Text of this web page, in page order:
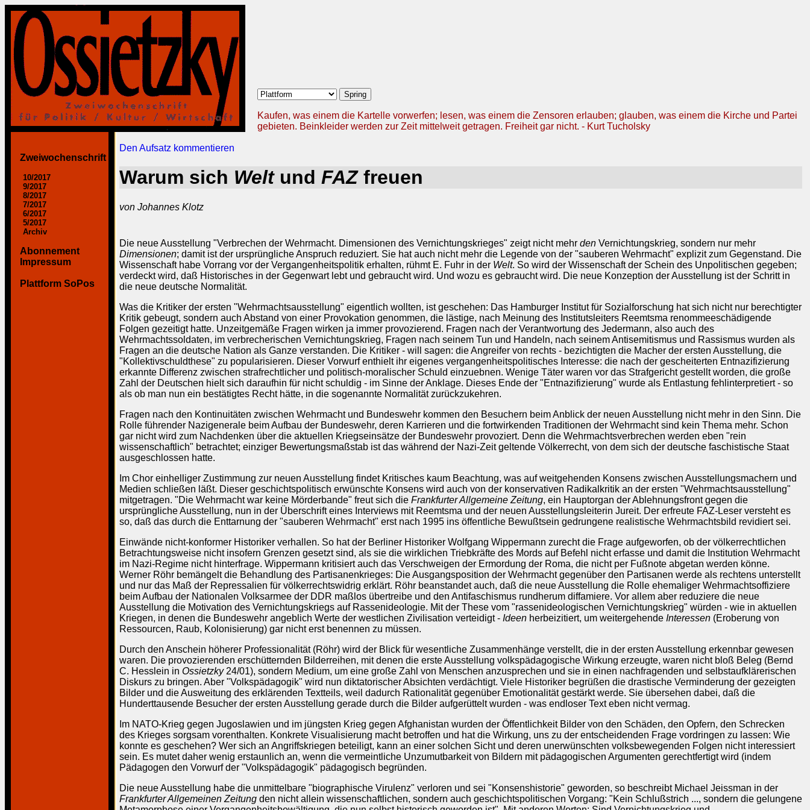
Kaufen, was einem die Kartelle vorwerfen; lesen, was einem die Zensoren erlauben; glauben, was einem die Kirche und Partei
gebieten. Beinkleider werden zur Zeit mittelweit getragen. Freiheit gar nicht. - Kurt Tucholsky
Zweiwochenschrift
10/2017
9/2017
8/2017
7/2017
6/2017
5/2017
Archiv
Abonnement
Impressum
Plattform SoPos
Den Aufsatz kommentieren
Warum sich Weltund FAZfreuen
von Johannes Klotz
Die neue Ausstellung "Verbrechen der Wehrmacht. Dimensionen des Vernichtungskrieges" zeigt nicht mehr den Vernichtungskrieg, sondern nur mehr
Dimensionen; damit ist der ursprüngliche Anspruch reduziert. Sie hat auch nicht mehr die Legende von der "sauberen Wehrmacht" explizit zum Gegenstand. Die
Wissenschaft habe Vorrang vor der Vergangenheitspolitik erhalten, rühmt E. Fuhr in der Welt. So wird der Wissenschaft der Schein des Unpolitischen gegeben;
verdeckt wird, daß Historisches in der Gegenwart lebt und gebraucht wird. Und wozu es gebraucht wird. Die neue Konzeption der Ausstellung ist der Schritt in
die neue deutsche Normalität.
Was die Kritiker der ersten "Wehrmachtsausstellung" eigentlich wollten, ist geschehen: Das Hamburger Institut für Sozialforschung hat sich nicht nur berechtigter
Kritik gebeugt, sondern auch Abstand von einer Provokation genommen, die lästige, nach Meinung des Institutsleiters Reemtsma renommeeschädigende
Folgen gezeitigt hatte. Unzeitgemäße Fragen wirken ja immer provozierend. Fragen nach der Verantwortung des Jedermann, also auch des
Wehrmachtssoldaten, im verbrecherischen Vernichtungskrieg, Fragen nach seinem Tun und Handeln, nach seinem Antisemitismus und Rassismus wurden als
Fragen an die deutsche Nation als Ganze verstanden. Die Kritiker - will sagen: die Angreifer von rechts - bezichtigten die Macher der ersten Ausstellung, die
"Kollektivschuldthese" zu popularisieren. Dieser Vorwurf enthielt ihr eigenes vergangenheitspolitisches Interesse: die nach der gescheiterten Entnazifizierung
erkannte Differenz zwischen strafrechtlicher und politisch-moralischer Schuld einzuebnen. Wenige Täter waren vor das Strafgericht gestellt worden, die große
Zahl der Deutschen hielt sich daraufhin für nicht schuldig - im Sinne der Anklage. Dieses Ende der "Entnazifizierung" wurde als Entlastung fehlinterpretiert - so
als ob man nun ein bestätigtes Recht hätte, in die sogenannte Normalität zurückzukehren.
Fragen nach den Kontinuitäten zwischen Wehrmacht und Bundeswehr kommen den Besuchern beim Anblick der neuen Ausstellung nicht mehr in den Sinn. Die
Rolle führender Nazigenerale beim Aufbau der Bundeswehr, deren Karrieren und die fortwirkenden Traditionen der Wehrmacht sind kein Thema mehr. Schon
gar nicht wird zum Nachdenken über die aktuellen Kriegseinsätze der Bundeswehr provoziert. Denn die Wehrmachtsverbrechen werden eben "rein
wissenschaftlich" betrachtet; einziger Bewertungsmaßstab ist das während der Nazi-Zeit geltende Völkerrecht, von dem sich der deutsche faschistische Staat
ausgeschlossen hatte.
Im Chor einhelliger Zustimmung zur neuen Ausstellung findet Kritisches kaum Beachtung, was auf weitgehenden Konsens zwischen Ausstellungsmachern und
Medien schließen läßt. Dieser geschichtspolitisch erwünschte Konsens wird auch von der konservativen Radikalkritik an der ersten "Wehrmachtsausstellung"
mitgetragen. "Die Wehrmacht war keine Mörderbande" freut sich die Frankfurter Allgemeine Zeitung, ein Hauptorgan der Ablehnungsfront gegen die
ursprüngliche Ausstellung, nun in der Überschrift eines Interviews mit Reemtsma und der neuen Ausstellungsleiterin Jureit. Der erfreute FAZ-Leser versteht es
so, daß das durch die Enttarnung der "sauberen Wehrmacht" erst nach 1995 ins öffentliche Bewußtsein gedrungene realistische Wehrmachtsbild revidiert sei.
Einwände nicht-konformer Historiker verhallen. So hat der Berliner Historiker Wolfgang Wippermann zurecht die Frage aufgeworfen, ob der völkerrechtlichen
Betrachtungsweise nicht insofern Grenzen gesetzt sind, als sie die wirklichen Triebkräfte des Mords auf Befehl nicht erfasse und damit die Institution Wehrmacht
im Nazi-Regime nicht hinterfrage. Wippermann kritisiert auch das Verschweigen der Ermordung der Roma, die nicht per Fußnote abgetan werden könne.
Werner Röhr bemängelt die Behandlung des Partisanenkrieges: Die Ausgangsposition der Wehrmacht gegenüber den Partisanen werde als rechtens unterstellt
und nur das Maß der Repressalien für völkerrechtswidrig erklärt. Röhr beanstandet auch, daß die neue Ausstellung die Rolle ehemaliger Wehrmachtsoffiziere
beim Aufbau der Nationalen Volksarmee der DDR maßlos übertreibe und den Antifaschismus rundherum diffamiere. Vor allem aber reduziere die neue
Ausstellung die Motivation des Vernichtungskriegs auf Rassenideologie. Mit der These vom "rassenideologischen Vernichtungskrieg" würden - wie in aktuellen
Kriegen, in denen die Bundeswehr angeblich Werte der westlichen Zivilisation verteidigt - Ideen herbeizitiert, um weitergehende Interessen (Eroberung von
Ressourcen, Raub, Kolonisierung) gar nicht erst benennen zu müssen.
Durch den Anschein höherer Professionalität (Röhr) wird der Blick für wesentliche Zusammenhänge verstellt, die in der ersten Ausstellung erkennbar gewesen
waren. Die provozierenden erschütternden Bilderreihen, mit denen die erste Ausstellung volkspädagogische Wirkung erzeugte, waren nicht bloß Beleg (Bernd
C. Hesslein in Ossietzky24/01), sondern Medium, um eine große Zahl von Menschen anzusprechen und sie in einen nachfragenden und selbstaufklärerischen
Diskurs zu bringen. Aber "Volkspädagogik" wird nun diktatorischer Absichten verdächtigt. Viele Historiker begrüßen die drastische Verminderung der gezeigten
Bilder und die Ausweitung des erklärenden Textteils, weil dadurch Rationalität gegenüber Emotionalität gestärkt werde. Sie übersehen dabei, daß die
Hunderttausende Besucher der ersten Ausstellung gerade durch die Bilder aufgerüttelt wurden - was endloser Text eben nicht vermag.
Im NATO-Krieg gegen Jugoslawien und im jüngsten Krieg gegen Afghanistan wurden der Öffentlichkeit Bilder von den Schäden, den Opfern, den Schrecken
des Krieges sorgsam vorenthalten. Konkrete Visualisierung macht betroffen und hat die Wirkung, uns zu der entscheidenden Frage vordringen zu lassen: Wie
konnte es geschehen? Wer sich an Angriffskriegen beteiligt, kann an einer solchen Sicht und deren unerwünschten volksbewegenden Folgen nicht interessiert
sein. Es mutet daher wenig erstaunlich an, wenn die vermeintliche Unzumutbarkeit von Bildern mit pädagogischen Argumenten gerechtfertigt wird (indem
Pädagogen den Vorwurf der "Volkspädagogik" pädagogisch begründen.
Die neue Ausstellung habe die unmittelbare "biographische Virulenz" verloren und sei "Konsenshistorie" geworden, so beschreibt Michael Jeissman in der
Frankfurter Allgemeinen Zeitung den nicht allein wissenschaftlichen, sondern auch geschichtspolitischen Vorgang: "Kein Schlußstrich ..., sondern die gelungene